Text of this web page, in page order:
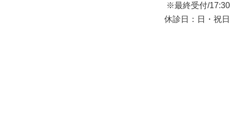
※最終受付/17:30
休診日：日・祝日